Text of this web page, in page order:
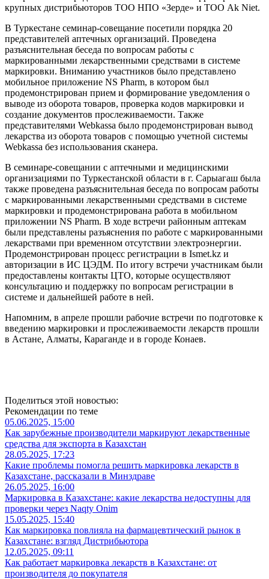
крупных дистрибьюторов ТОО НПО «Зерде» и ТОО Ak Niet.
В Туркестане семинар-совещание посетили порядка 20
представителей аптечных организаций. Проведена
разъяснительная беседа по вопросам работы с
маркированными лекарственными средствами в системе
маркировки. Вниманию участников было представлено
мобильное приложение NS Pharm, в котором был
продемонстрирован прием и формирование уведомления о
выводе из оборота товаров, проверка кодов маркировки и
создание документов прослеживаемости. Также
представителями Webkassa было продемонстрирован вывод
лекарства из оборота товаров с помощью учетной системы
Webkassa без использования сканера.
В семинаре-совещании с аптечными и медицинскими
организациями по Туркестанской области в г. Сарыагаш была
также проведена разъяснительная беседа по вопросам работы
с маркированными лекарственными средствами в системе
маркировки и продемонстрирована работа в мобильном
приложении NS Pharm. В ходе встречи районным аптекам
были представлены разъяснения по работе с маркированными
лекарствами при временном отсутствии электроэнергии.
Продемонстрирован процесс регистрации в Ismet.kz и
авторизации в ИС ЦЭДМ. По итогу встречи участникам были
предоставлены контакты ЦТО, которые осуществляют
консультацию и поддержку по вопросам регистрации в
системе и дальнейшей работе в ней.
Напомним, в апреле прошли рабочие встречи по подготовке к
введению маркировки и прослеживаемости лекарств прошли
в Астане, Алматы, Караганде и в городе Конаев.
Поделиться этой новостью:
Рекомендации по теме
05.06.2025, 15:00
Как зарубежные производители маркируют лекарственные
средства для экспорта в Казахстан
28.05.2025, 17:23
Какие проблемы помогла решить маркировка лекарств в
Казахстане, рассказали в Минздраве
26.05.2025, 16:00
Маркировка в Казахстане: какие лекарства недоступны для
проверки через Naqty Onim
15.05.2025, 15:40
Как маркировка повлияла на фармацевтический рынок в
Казахстане: взгляд Дистрибьютора
12.05.2025, 09:11
Как работает маркировка лекарств в Казахстане: от
производителя до покупателя